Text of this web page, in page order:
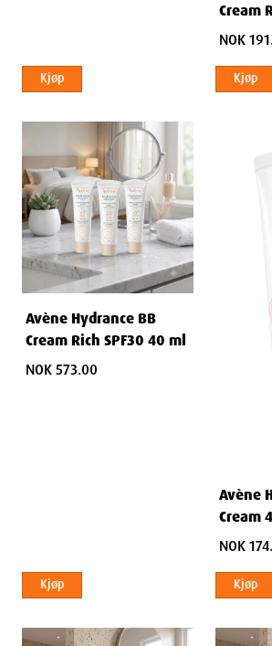
Kjøp
Cream
NOK
Kjøp
Avène Hydrance BB
Cream Rich SPF30 40 ml
NOK 573.00
Kjøp
Avène
Cream
NOK
Kjøp